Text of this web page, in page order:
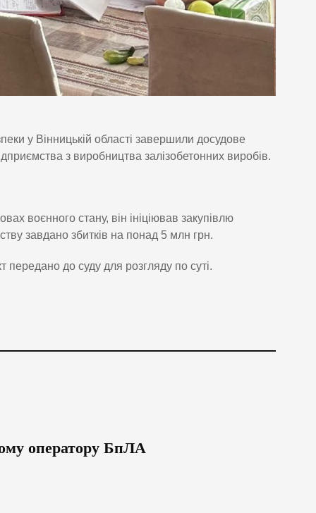
у Вінницькій області завершили досудове
з виробництва залізобетонних виробів.
воєнного стану, він ініціював закупівлю
завдано збитків на понад 5 млн грн.
до суду для розгляду по суті.
оператору БпЛА